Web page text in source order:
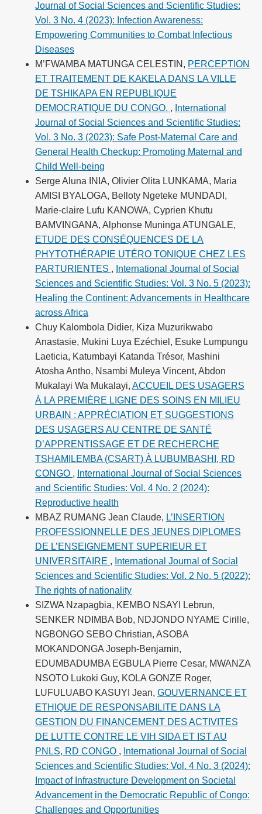
Journal of Social Sciences and Scientific Studies:
Vol. 3 No. 4 (2023): Infection Awareness:
Empowering Communities to Combat Infectious
Diseases
M’FWAMBA MATUNGA CELESTIN, PERCEPTION
ET TRAITEMENT DE KAKELA DANS LA VILLE
DE TSHIKAPA EN REPUBLIQUE
DEMOCRATIQUE DU CONGO. , International
Journal of Social Sciences and Scientific Studies:
Vol. 3 No. 3 (2023): Safe Post-Maternal Care and
General Health Checkup: Promoting Maternal and
Child Well-being
Serge Aluna INIA, Olivier Olita LUNKAMA, Maria
AMISI BYALOGA, Belloty Ngeteke MUNDADI,
Marie-claire Lufu KANOWA, Cyprien Khutu
BAMVINGANA, Alphonse Muninga ATUNGALE,
ETUDE DES CONSÉQUENCES DE LA
PHYTOTHÉRAPIE UTÉRO TONIQUE CHEZ LES
PARTURIENTES , International Journal of Social
Sciences and Scientific Studies: Vol. 3 No. 5 (2023):
Healing the Continent: Advancements in Healthcare
across Africa
Chuy Kalombola Didier, Kiza Muzurikwabo
Anastasie, Mukini Luya Ezéchiel, Esuke Lumpungu
Laeticia, Katumbayi Katanda Trésor, Mashini
Atosha Antho, Nsambi Muleya Vincent, Abdon
Mukalayi Wa Mukalayi, ACCUEIL DES USAGERS
À LA PREMIÈRE LIGNE DES SOINS EN MILIEU
URBAIN : APPRÉCIATION ET SUGGESTIONS
DES USAGERS AU CENTRE DE SANTÉ
D’APPRENTISSAGE ET DE RECHERCHE
TSHAMILEMBA (CSART) À LUBUMBASHI, RD
CONGO , International Journal of Social Sciences
and Scientific Studies: Vol. 4 No. 2 (2024):
Reproductive health
MBAZ RUMANG Jean Claude, L’INSERTION
PROFESSIONNELLE DES JEUNES DIPLOMES
DE L’ENSEIGNEMENT SUPERIEUR ET
UNIVERSITAIRE , International Journal of Social
Sciences and Scientific Studies: Vol. 2 No. 5 (2022):
The rights of nationality
SIZWA Nzapagbia, KEMBO NSAYI Lebrun,
SENKER NDIMBA Bob, NDJONDO NYAME Cirille,
NGBONGO SEBO Christian, ASOBA
MOKANDONGA Joseph-Benjamin,
EDUMBADUMBA EGBULA Pierre Cesar, MWANZA
NSOTO Lukoki Guy, KOLA GONZE Roger,
LUFULUABO KASUYI Jean, GOUVERNANCE ET
ETHIQUE DE RESPONSABILITE DANS LA
GESTION DU FINANCEMENT DES ACTIVITES
DE LUTTE CONTRE LE VIH SIDA ET IST AU
PNLS, RD CONGO , International Journal of Social
Sciences and Scientific Studies: Vol. 4 No. 3 (2024):
Impact of Infrastructure Development on Societal
Advancement in the Democratic Republic of Congo:
Challenges and Opportunities